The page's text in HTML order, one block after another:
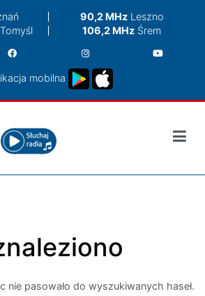
90,2 MHzLeszno
106,2 MHz Śrem
mobilna
nie pasowało do wyszukiwanych haseł.